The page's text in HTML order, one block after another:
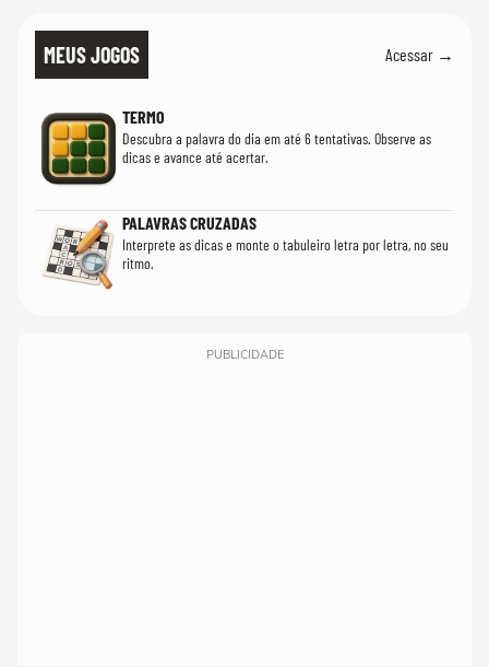
MEUS JOGOS Acessar →
TERMO
Descubra a palavra do dia em até 6 tentativas. Observe as
dicas e avance até acertar.
PALAVRAS CRUZADAS
Interprete as dicas e monte o tabuleiro letra por letra, no seu
ritmo.
PUBLICIDADE